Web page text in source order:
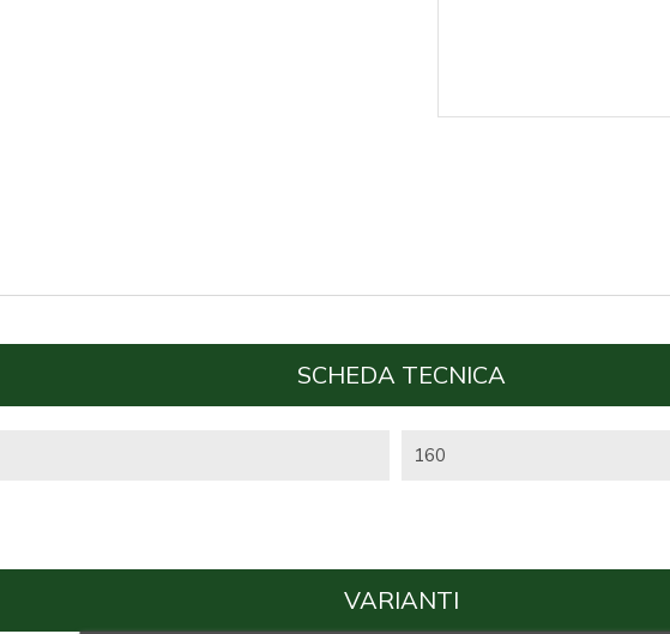
SCHEDA TECNICA
160
VARIANTI